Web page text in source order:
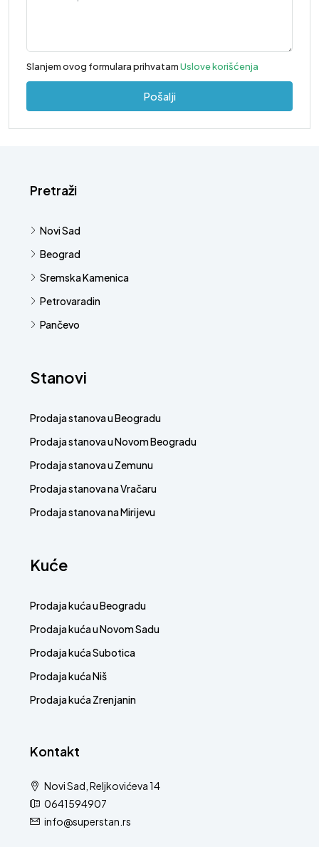
Slanjem ovog formulara prihvatamUslove korišćenja
Pošalji
Pretraži
Novi Sad
Beograd
Sremska Kamenica
Petrovaradin
Pančevo
Stanovi
Prodaja stanova u Beogradu
Prodaja stanova u Novom Beogradu
Prodaja stanova u Zemunu
Prodaja stanova na Vračaru
Prodaja stanova na Mirijevu
Kuće
Prodaja kuća u Beogradu
Prodaja kuća u Novom Sadu
Prodaja kuća Subotica
Prodaja kuća Niš
Prodaja kuća Zrenjanin
Kontakt
Novi Sad, Reljkovićeva 14
0641594907
info@superstan.rs